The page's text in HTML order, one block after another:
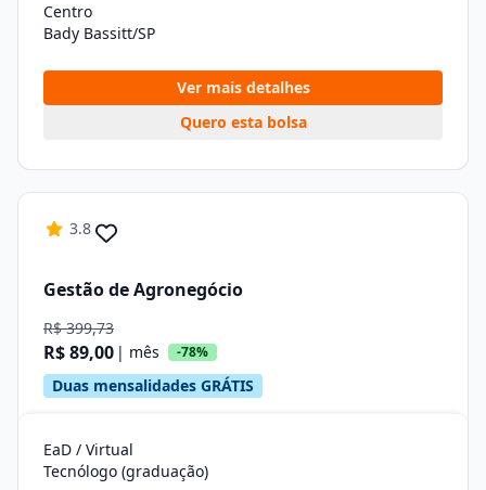
Centro
Bady Bassitt/SP
Ver mais detalhes
Quero esta bolsa
3.8
Gestão de Agronegócio
R$ 399,73
R$ 89,00 | mês -78%
Duas mensalidades GRÁTIS
EaD / Virtual
Tecnólogo (graduação)